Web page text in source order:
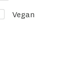
Vegan